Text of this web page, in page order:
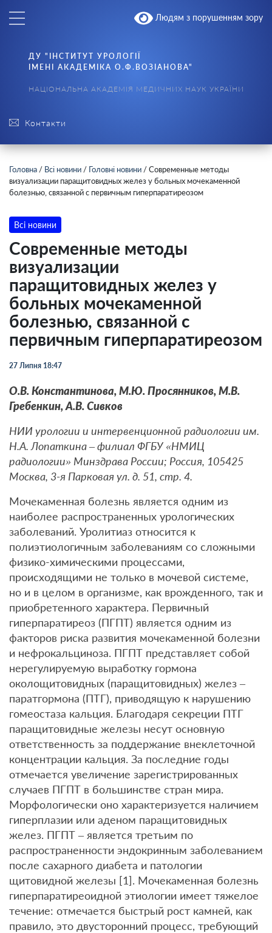
Людям з порушенням зору
Контакти
ДУ "ІНСТИТУТ УРОЛОГІЇ
ІМЕНІ АКАДЕМІКА О.Ф.ВОЗІАНОВА"
НАЦІОНАЛЬНА АКАДЕМІЯ МЕДИЧНИХ НАУК УКРАЇНИ
Головна / Всі новини / Головні новини /Современные методы
визуализации паращитовидных желез у больных мочекаменной
болезнью, связанной с первичным гиперпаратиреозом
Всі новини
Современные методы
визуализации
паращитовидных желез у
больных мочекаменной
болезнью, связанной с
первичным гиперпаратиреозом
27 Липня 18:47
О.В. Константинова, М.Ю. Просянников, М.В.
Гребенкин, А.В. Сивков
НИИ урологии и интервенционной радиологии им.
Н.А. Лопаткина – филиал ФГБУ «НМИЦ
радиологии» Минздрава России; Россия, 105425
Москва, 3-я Парковая ул. д. 51, стр. 4.
Mочекаменная болезнь является одним из
наиболее распространенных урологических
заболеваний. Уролитиаз относится к
полиэтиологичным заболеваниям со сложными
физико-химическими процессами,
происходящими не только в мочевой системе,
но и в целом в организме, как врожденного, так и
приобретенного характера. Первичный
гиперпаратиреоз (ПГПТ) является одним из
факторов риска развития мочекаменной болезни
и нефрокальциноза. ПГПТ представляет собой
нерегулируемую выработку гормона
околощитовидных (паращитовидных) желез –
паратгормона (ПТГ), приводящую к нарушению
гомеостаза кальция. Благодаря секреции ПТГ
паращитовидные железы несут основную
ответственность за поддержание внеклеточной
концентрации кальция. За последние годы
отмечается увеличение зарегистрированных
случаев ПГПТ в большинстве стран мира.
Морфологически оно характеризуется наличием
гиперплазии или аденом паращитовидных
желез. ПГПТ – является третьим по
распространенности эндокринным заболеванием
после сахарного диабета и патологии
щитовидной железы [1]. Мочекаменная болезнь
гиперпаратиреоидной этиологии имеет тяжелое
течение: отмечается быстрый рост камней, как
правило, это двусторонний процесс, требующий